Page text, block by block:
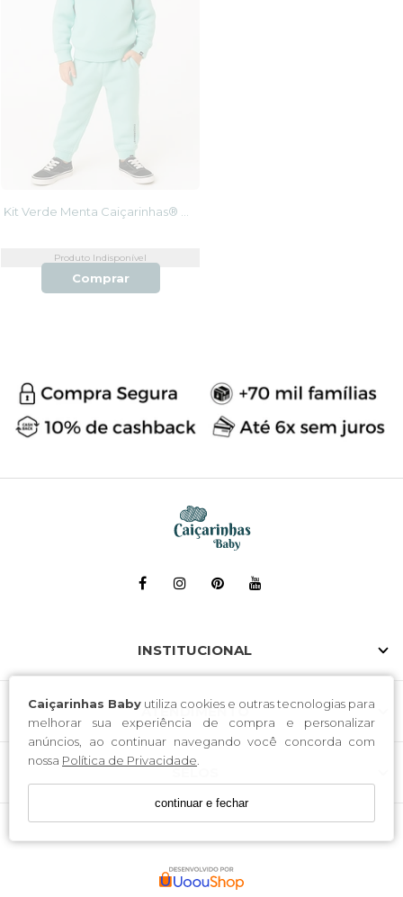
Caiçarinhas Baby utiliza cookies e outras tecnologias para
melhorar sua experiência de compra e personalizar
anúncios, ao continuar navegando você concorda com
nossa Política de Privacidade
continuar e fechar
Produto Indisponível
Comprar
INSTITUCIONAL
ATENDIMENTO
SELOS